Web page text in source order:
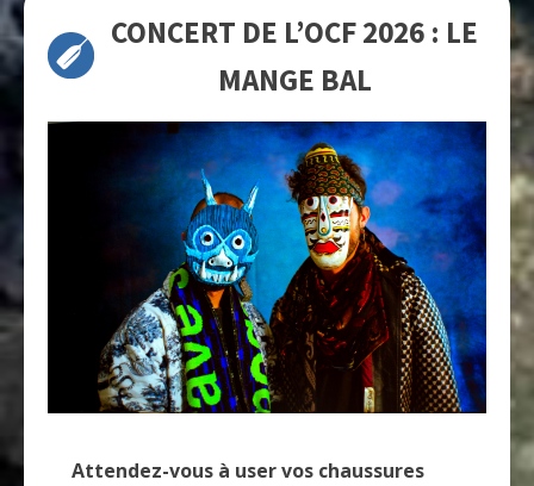
CONCERT DE L’OCF 2026 : LE
MANGE BAL
Attendez-vous à user vos chaussures